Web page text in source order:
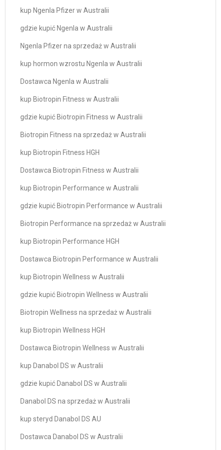
kup Ngenla Pfizer w Australii
gdzie kupić Ngenla w Australii
Ngenla Pfizer na sprzedaż w Australii
kup hormon wzrostu Ngenla w Australii
Dostawca Ngenla w Australii
kup Biotropin Fitness w Australii
gdzie kupić Biotropin Fitness w Australii
Biotropin Fitness na sprzedaż w Australii
kup Biotropin Fitness HGH
Dostawca Biotropin Fitness w Australii
kup Biotropin Performance w Australii
gdzie kupić Biotropin Performance w Australii
Biotropin Performance na sprzedaż w Australii
kup Biotropin Performance HGH
Dostawca Biotropin Performance w Australii
kup Biotropin Wellness w Australii
gdzie kupić Biotropin Wellness w Australii
Biotropin Wellness na sprzedaż w Australii
kup Biotropin Wellness HGH
Dostawca Biotropin Wellness w Australii
kup Danabol DS w Australii
gdzie kupić Danabol DS w Australii
Danabol DS na sprzedaż w Australii
kup steryd Danabol DS AU
Dostawca Danabol DS w Australii